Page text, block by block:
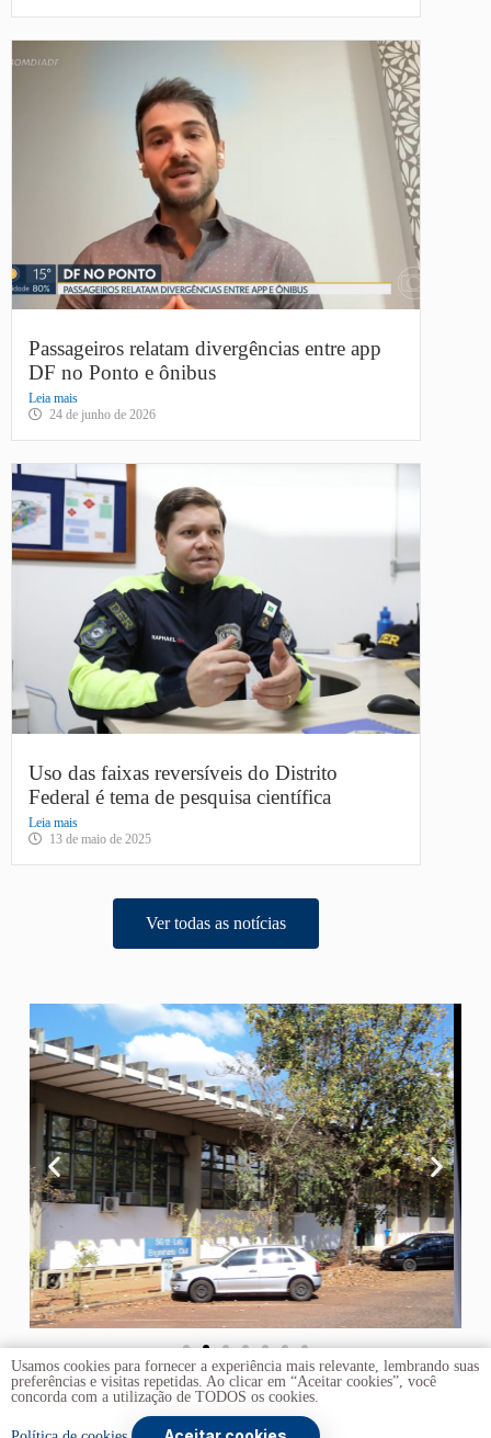
Passageiros relatam divergências entre app
DF no Ponto e ônibus
Leia mais
24 de junho de 2026
Uso das faixas reversíveis do Distrito
Federal é tema de pesquisa científica
Leia mais
13 de maio de 2025
Ver todas as notícias
Usamos cookies para fornecer a experiência mais relevante, lembrando suas
preferências e visitas repetidas. Ao clicar em “Aceitar cookies”, você
concorda com a utilização de TODOS os cookies.